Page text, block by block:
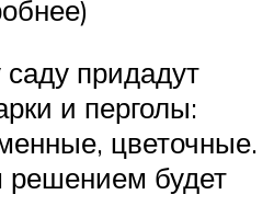
придадут
и перголы:
цветочные.
будет